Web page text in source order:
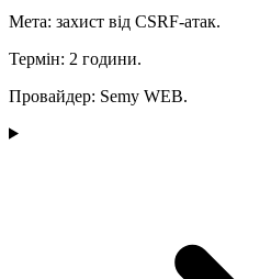
Мета: захист від CSRF-атак.
Термін: 2 години.
Провайдер: Semy WEB.